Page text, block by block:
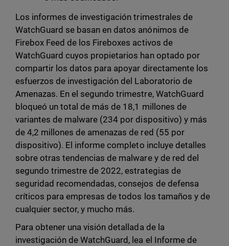
Los informes de investigación trimestrales de
WatchGuard se basan en datos anónimos de
Firebox Feed de los Fireboxes activos de
WatchGuard cuyos propietarios han optado por
compartir los datos para apoyar directamente los
esfuerzos de investigación del Laboratorio de
Amenazas. En el segundo trimestre, WatchGuard
bloqueó un total de más de 18,1 millones de
variantes de malware (234 por dispositivo) y más
de 4,2 millones de amenazas de red (55 por
dispositivo). El informe completo incluye detalles
sobre otras tendencias de malware y de red del
segundo trimestre de 2022, estrategias de
seguridad recomendadas, consejos de defensa
críticos para empresas de todos los tamaños y de
cualquier sector, y mucho más.
Para obtener una visión detallada de la
investigación de WatchGuard, lea el Informe de